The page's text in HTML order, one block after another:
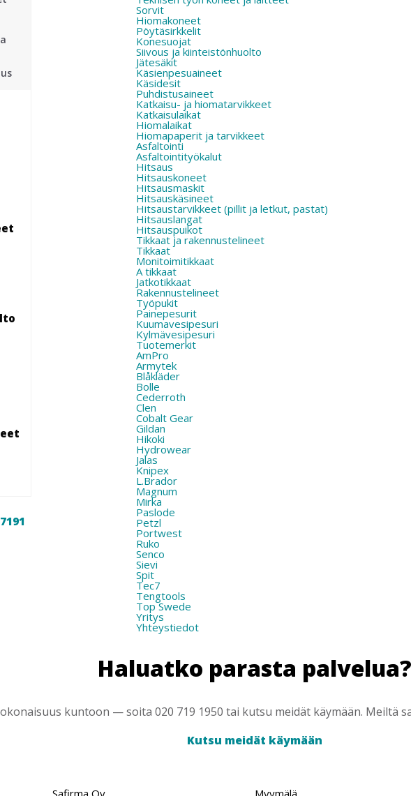
Sorvit
Hiomakoneet
Pöytäsirkkelit
Konesuojat
Siivous ja kiinteistönhuolto
Jätesäkit
Käsienpesuaineet
Käsidesit
Puhdistusaineet
Katkaisu- ja hiomatarvikkeet
Katkaisulaikat
Hiomalaikat
Hiomapaperit ja tarvikkeet
Asfaltointi
Asfaltointityökalut
Hitsaus
Hitsauskoneet
Hitsausmaskit
Hitsauskäsineet
Hitsaustarvikkeet (pillit ja letkut, pastat)
Hitsauslangat
Hitsauspuikot
Tikkaat ja rakennustelineet
Tikkaat
Monitoimitikkaat
A tikkaat
Jatkotikkaat
Rakennustelineet
Työpukit
Painepesurit
Kuumavesipesuri
Kylmävesipesuri
Tuotemerkit
AmPro
Armytek
Blåkläder
Bolle
Cederroth
Clen
Cobalt Gear
Gildan
Hikoki
Hydrowear
Jalas
Knipex
L.Brador
Magnum
Mirka
Paslode
Petzl
Portwest
Ruko
Senco
Sievi
Spit
Tec7
Tengtools
Top Swede
Yritys
Yhteystiedot
Haluatko parasta palvelua?
kuntoon — soita 020 719 1950 tai kutsu meidät käymään. Meiltä
Kutsu meidät käymään
Safirma Oy Myymälä